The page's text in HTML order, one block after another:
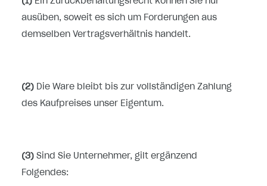
ausüben, soweit es sich um Forderungen aus
demselben Vertragsverhältnis handelt.
(2) Die Ware bleibt bis zur vollständigen Zahlung
des Kaufpreises unser Eigentum.
(3) Sind Sie Unternehmer, gilt ergänzend
Folgendes: